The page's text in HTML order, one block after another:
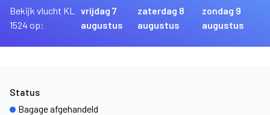
Bekijk vlucht KL
1524 op:
vrijdag 7
augustus
zaterdag 8
augustus
zondag 9
augustus
Status
Bagage afgehandeld